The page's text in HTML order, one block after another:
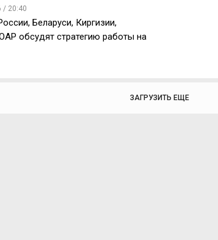
/ 20:40
Беларуси, Киргизии,
обсудят стратегию работы на
ЗАГРУЗИТЬ ЕЩЕ